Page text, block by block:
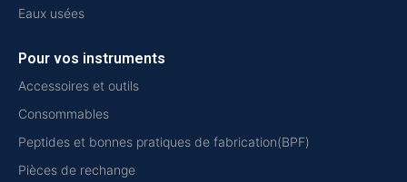
Eaux usées
Pour vos instruments
Accessoires et outils
Consommables
Peptides et bonnes pratiques de fabrication(BPF)
Pièces de rechange